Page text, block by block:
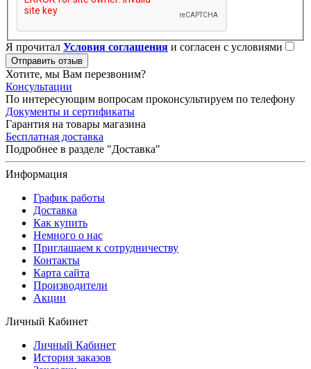
Я прочитал Условия соглашения и согласен с условиями
Отправить отзыв
Хотите, мы Вам перезвоним?
Консультации
По интересующим вопросам проконсультируем по телефону
Документы и сертификаты
Гарантия на товары магазина
Бесплатная доставка
Подробнее в разделе "Доставка"
Информация
График работы
Доставка
Как купить
Немного о нас
Приглашаем к сотрудничеству
Контакты
Карта сайта
Производители
Акции
Личный Кабинет
Личный Кабинет
История заказов